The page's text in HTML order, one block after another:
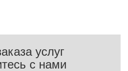
услуг
с нами